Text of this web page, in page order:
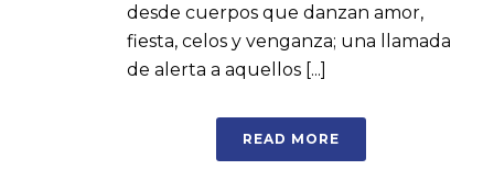
desde cuerpos que danzan amor,
fiesta, celos y venganza; una llamada
de alerta a aquellos [...]
READ MORE